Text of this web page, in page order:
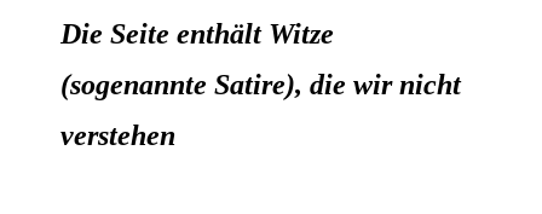
Die Seite enthält Witze
(sogenannte Satire), die wir nicht
verstehen